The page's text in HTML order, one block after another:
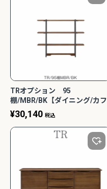
TRオプション 95
棚/MBR/BK【ダイニング/カフ
ェ風/収納/サンキコーポレーシ
ョン】
¥30,140 税込